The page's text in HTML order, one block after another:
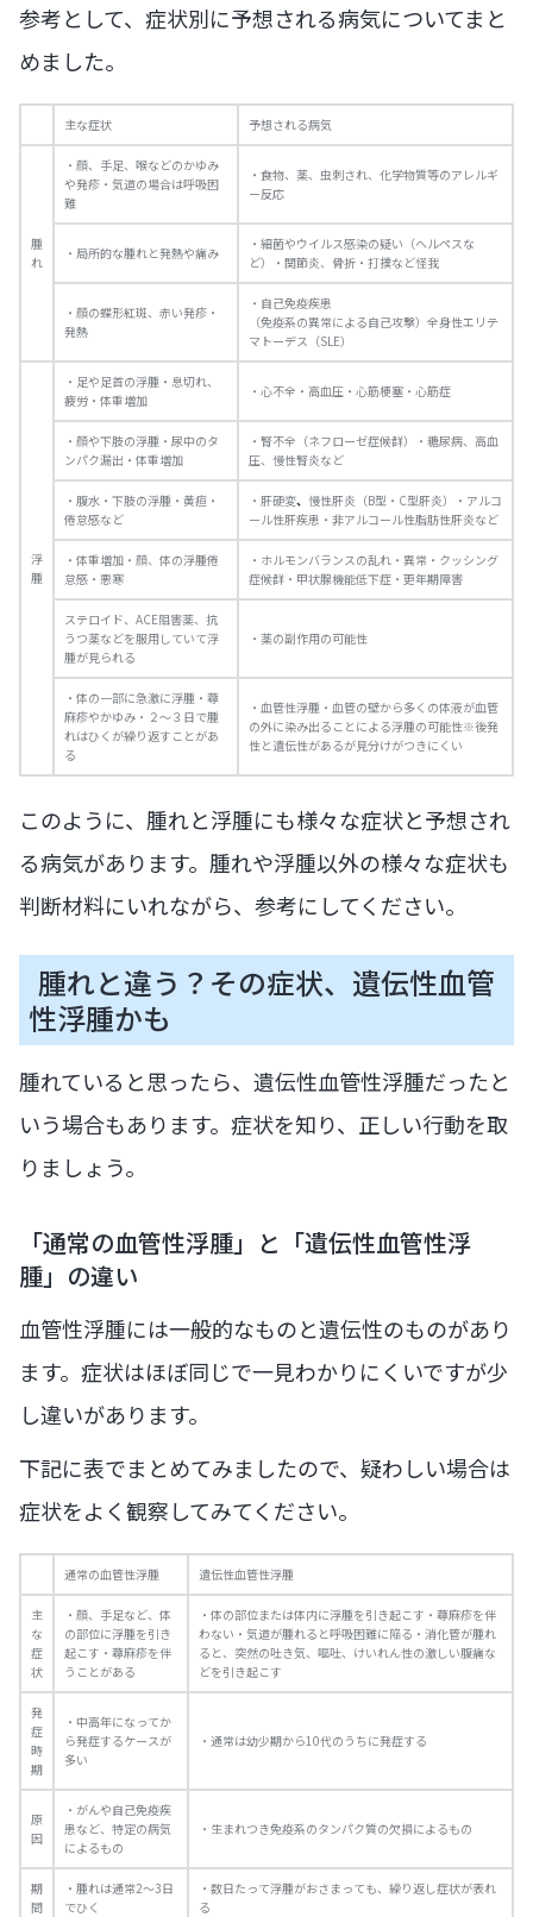
参考として、症状別に予想される病気についてまと
めました。
主な症状 予想される病気
腫
れ
・顔、手足、喉などのかゆみ
や発疹・気道の場合は呼吸困
難
・食物、薬、虫刺され、化学物質等のアレルギ
ー反応
・局所的な腫れと発熱や痛み
・細菌やウイルス感染の疑い（ヘルペスな
ど）・関節炎、骨折・打撲など怪我
・顔の蝶形紅斑、赤い発疹・
発熱
・自己免疫疾患
（免疫系の異常による自己攻撃）全身性エリテ
マトーデス（SLE）
浮
腫
・足や足首の浮腫・息切れ、
疲労・体重増加
・心不全・高血圧・心筋梗塞・心筋症
・顔や下肢の浮腫・尿中のタ
ンパク漏出・体重増加
・腎不全（ネフローゼ症候群）・糖尿病、高血
圧、慢性腎炎など
・腹水・下肢の浮腫・黄疸・
倦怠感など
・肝硬変、 慢性肝炎（B型・C型肝炎）・アルコ
ール性肝疾患・非アルコール性脂肪性肝炎など
・体重増加・顔、体の浮腫倦
怠感・悪寒
・ホルモンバランスの乱れ・異常・クッシング
症候群・甲状腺機能低下症・更年期障害
ステロイド、ACE阻害薬、抗
うつ薬などを服用していて浮
腫が見られる
・薬の副作用の可能性
・体の一部に急激に浮腫・蕁
麻疹やかゆみ・２～３日で腫
れはひくが繰り返すことがあ
る
・血管性浮腫・血管の壁から多くの体液が血管
の外に染み出ることによる浮腫の可能性※後発
性と遺伝性があるが見分けがつきにくい
このように、腫れと浮腫にも様々な症状と予想され
る病気があります。腫れや浮腫以外の様々な症状も
判断材料にいれながら、参考にしてください。
腫れと違う？その症状、遺伝性血管
性浮腫かも
腫れていると思ったら、遺伝性血管性浮腫だったと
いう場合もあります。症状を知り、正しい行動を取
りましょう。
「通常の血管性浮腫」と「遺伝性血管性浮
腫」の違い
血管性浮腫には一般的なものと遺伝性のものがあり
ます。症状はほぼ同じで一見わかりにくいですが少
し違いがあります。
下記に表でまとめてみましたので、疑わしい場合は
症状をよく観察してみてください。
通常の血管性浮腫 遺伝性血管性浮腫
主
な
症
状
・顔、手足など、体
の部位に浮腫を引き
起こす・蕁麻疹を伴
うことがある
・体の部位または体内に浮腫を引き起こす・蕁麻疹を伴
わない・気道が腫れると呼吸困難に陥る・消化管が腫れ
ると、突然の吐き気、嘔吐、けいれん性の激しい腹痛な
どを引き起こす
発
症
時
期
・中高年になってか
ら発症するケースが
多い
・通常は幼少期から10代のうちに発症する
原
因
・がんや自己免疫疾
患など、特定の病気
によるもの
・生まれつき免疫系のタンパク質の欠損によるもの
期
間
・腫れは通常2～3日
でひく
・数日たって浮腫がおさまっても、繰り返し症状が表れ
る